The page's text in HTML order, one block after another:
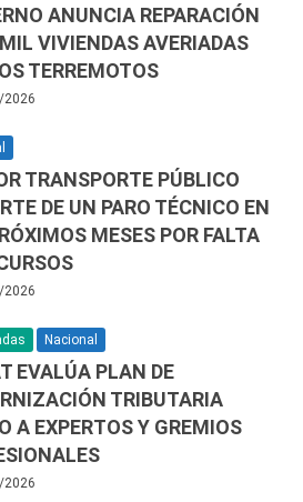
ANUNCIA REPARACIÓN
VIVIENDAS AVERIADAS
TERREMOTOS
TRANSPORTE PÚBLICO
DE UN PARO TÉCNICO EN
MESES POR FALTA
Nacional
EVALÚA PLAN DE
TRIBUTARIA
A EXPERTOS Y GREMIOS